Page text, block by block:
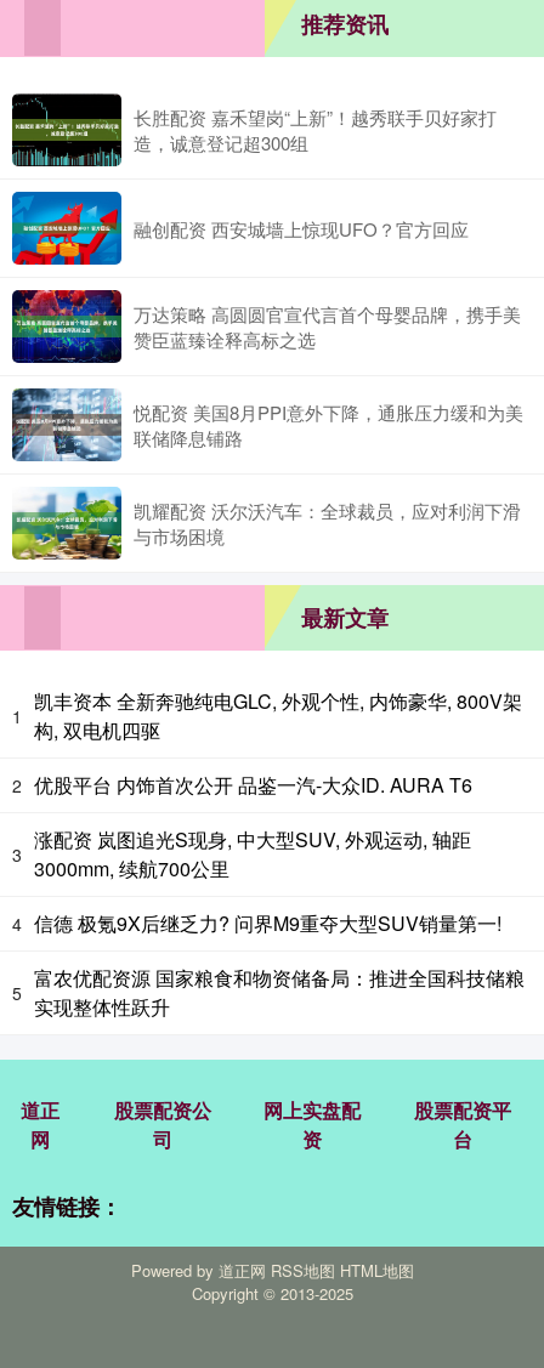
推荐资讯
长胜配资 嘉禾望岗“上新”！越秀联手贝好家打
造，诚意登记超300组
融创配资 西安城墙上惊现UFO？官方回应
万达策略 高圆圆官宣代言首个母婴品牌，携手美
赞臣蓝臻诠释高标之选
悦配资 美国8月PPI意外下降，通胀压力缓和为美
联储降息铺路
凯耀配资 沃尔沃汽车：全球裁员，应对利润下滑
与市场困境
最新文章
1
凯丰资本 全新奔驰纯电GLC, 外观个性, 内饰豪华, 800V架
构, 双电机四驱
2 优股平台 内饰首次公开 品鉴一汽-大众ID. AURA T6
3
涨配资 岚图追光S现身, 中大型SUV, 外观运动, 轴距
3000mm, 续航700公里
4 信德 极氪9X后继乏力? 问界M9重夺大型SUV销量第一!
5
富农优配资源 国家粮食和物资储备局：推进全国科技储粮
实现整体性跃升
道正
网
股票配资公
司
网上实盘配
资
股票配资平
台
友情链接：
Powered by 道正网 RSS地图 HTML地图
Copyright © 2013-2025